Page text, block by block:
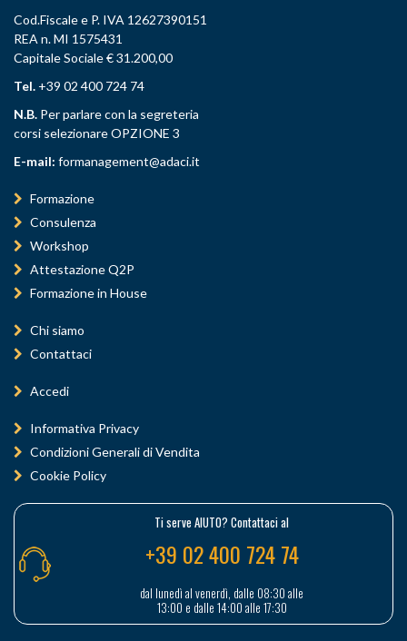
Cod.Fiscale e P. IVA 12627390151
REA n. MI 1575431
Capitale Sociale € 31.200,00
Tel. +39 02 400 724 74
N.B. Per parlare con la segreteria
corsi selezionare OPZIONE 3
E-mail: formanagement@adaci.it
Formazione
Consulenza
Workshop
Attestazione Q2P
Formazione in House
Chi siamo
Contattaci
Accedi
Informativa Privacy
Condizioni Generali di Vendita
Cookie Policy
Ti serve AIUTO? Contattaci al
+39 02 400 724 74
dal lunedì al venerdì, dalle 08:30 alle
13:00 e dalle 14:00 alle 17:30